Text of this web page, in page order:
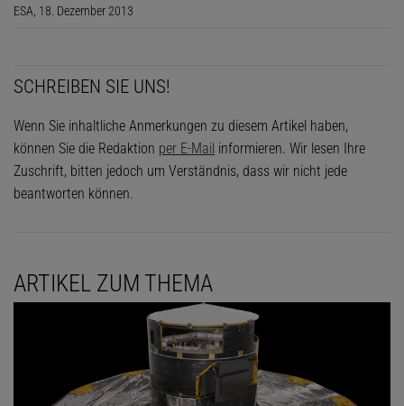
ESA, 18. Dezember 2013
SCHREIBEN SIE UNS!
Wenn Sie inhaltliche Anmerkungen zu diesem Artikel haben,
können Sie die Redaktion per E-Mail informieren. Wir lesen Ihre
Zuschrift, bitten jedoch um Verständnis, dass wir nicht jede
beantworten können.
ARTIKEL ZUM THEMA